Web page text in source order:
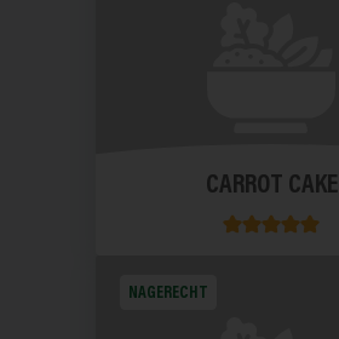
CARROT CAKE
NAGERECHT